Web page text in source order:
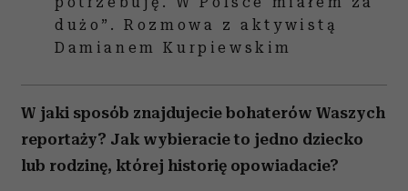
dużo”. Rozmowa z aktywistą
Damianem Kurpiewskim
W jaki sposób znajdujecie bohaterów Waszych
reportaży? Jak wybieracie to jedno dziecko
lub rodzinę, której historię opowiadacie?